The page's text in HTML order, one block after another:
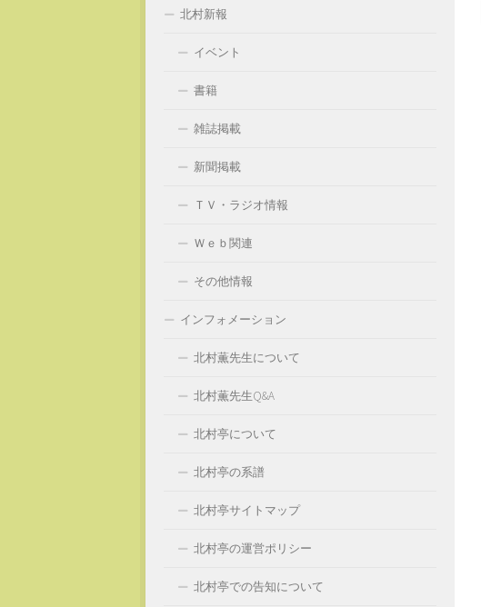
北村新報
イベント
書籍
雑誌掲載
新聞掲載
ＴＶ・ラジオ情報
Ｗｅｂ関連
その他情報
インフォメーション
北村薫先生について
北村薫先生Q&A
北村亭について
北村亭の系譜
北村亭サイトマップ
北村亭の運営ポリシー
北村亭での告知について